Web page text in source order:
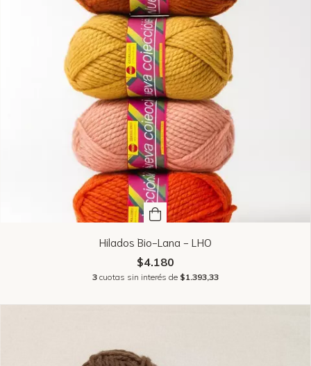
Hilados Bio-Lana - LHO
$4.180
3 cuotas sin interés de $1.393,33